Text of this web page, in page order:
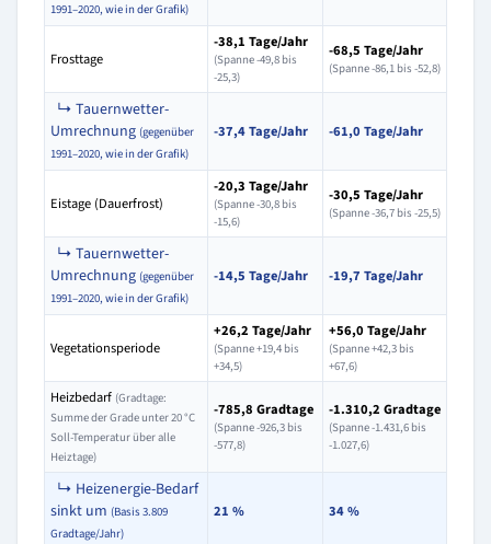
1991–2020, wie in der Grafik)
Frosttage
-38,1 Tage/Jahr
(Spanne -49,8 bis
-25,3)
-68,5 Tage/Jahr
(Spanne -86,1 bis -52,8)
↳ Tauernwetter-
Umrechnung (gegenüber
1991–2020, wie in der Grafik)
-37,4 Tage/Jahr -61,0 Tage/Jahr
Eistage (Dauerfrost)
-20,3 Tage/Jahr
(Spanne -30,8 bis
-15,6)
-30,5 Tage/Jahr
(Spanne -36,7 bis -25,5)
↳ Tauernwetter-
Umrechnung (gegenüber
1991–2020, wie in der Grafik)
-14,5 Tage/Jahr -19,7 Tage/Jahr
Vegetationsperiode
+26,2 Tage/Jahr
(Spanne +19,4 bis
+34,5)
+56,0 Tage/Jahr
(Spanne +42,3 bis
+67,6)
Heizbedarf (Gradtage:
Summe der Grade unter 20 °C
Soll-Temperatur über alle
Heiztage)
-785,8 Gradtage
(Spanne -926,3 bis
-577,8)
-1.310,2 Gradtage
(Spanne -1.431,6 bis
-1.027,6)
↳ Heizenergie-Bedarf
sinkt um (Basis 3.809
Gradtage/Jahr)
21 % 34 %